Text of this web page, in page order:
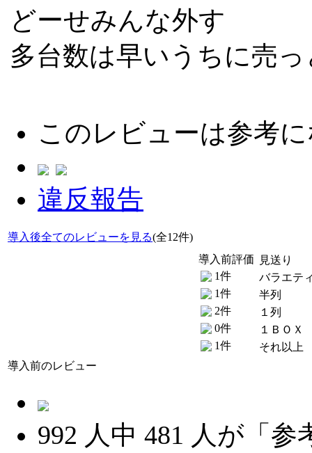
どーせみんな外す
多台数は早いうちに売
このレビューは参考
違反報告
導入後全てのレビューを見る(全12件)
導入前評価
1件
1件
2件
0件
1件
見送り
バラエテ
半列
１列
１ＢＯＸ
それ以上
導入前のレビュー
992 人中 481 人が「参